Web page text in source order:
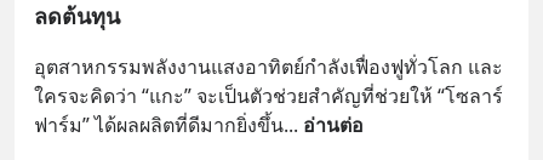
ลดต้นทุน
อุตสาหกรรมพลังงานแสงอาทิตย์กำลังเฟื่องฟูทั่วโลก และ
ใครจะคิดว่า “แกะ” จะเป็นตัวช่วยสำคัญที่ช่วยให้ “โซลาร์
ฟาร์ม” ได้ผลผลิตที่ดีมากยิ่งขึ้น... อ่านต่อ